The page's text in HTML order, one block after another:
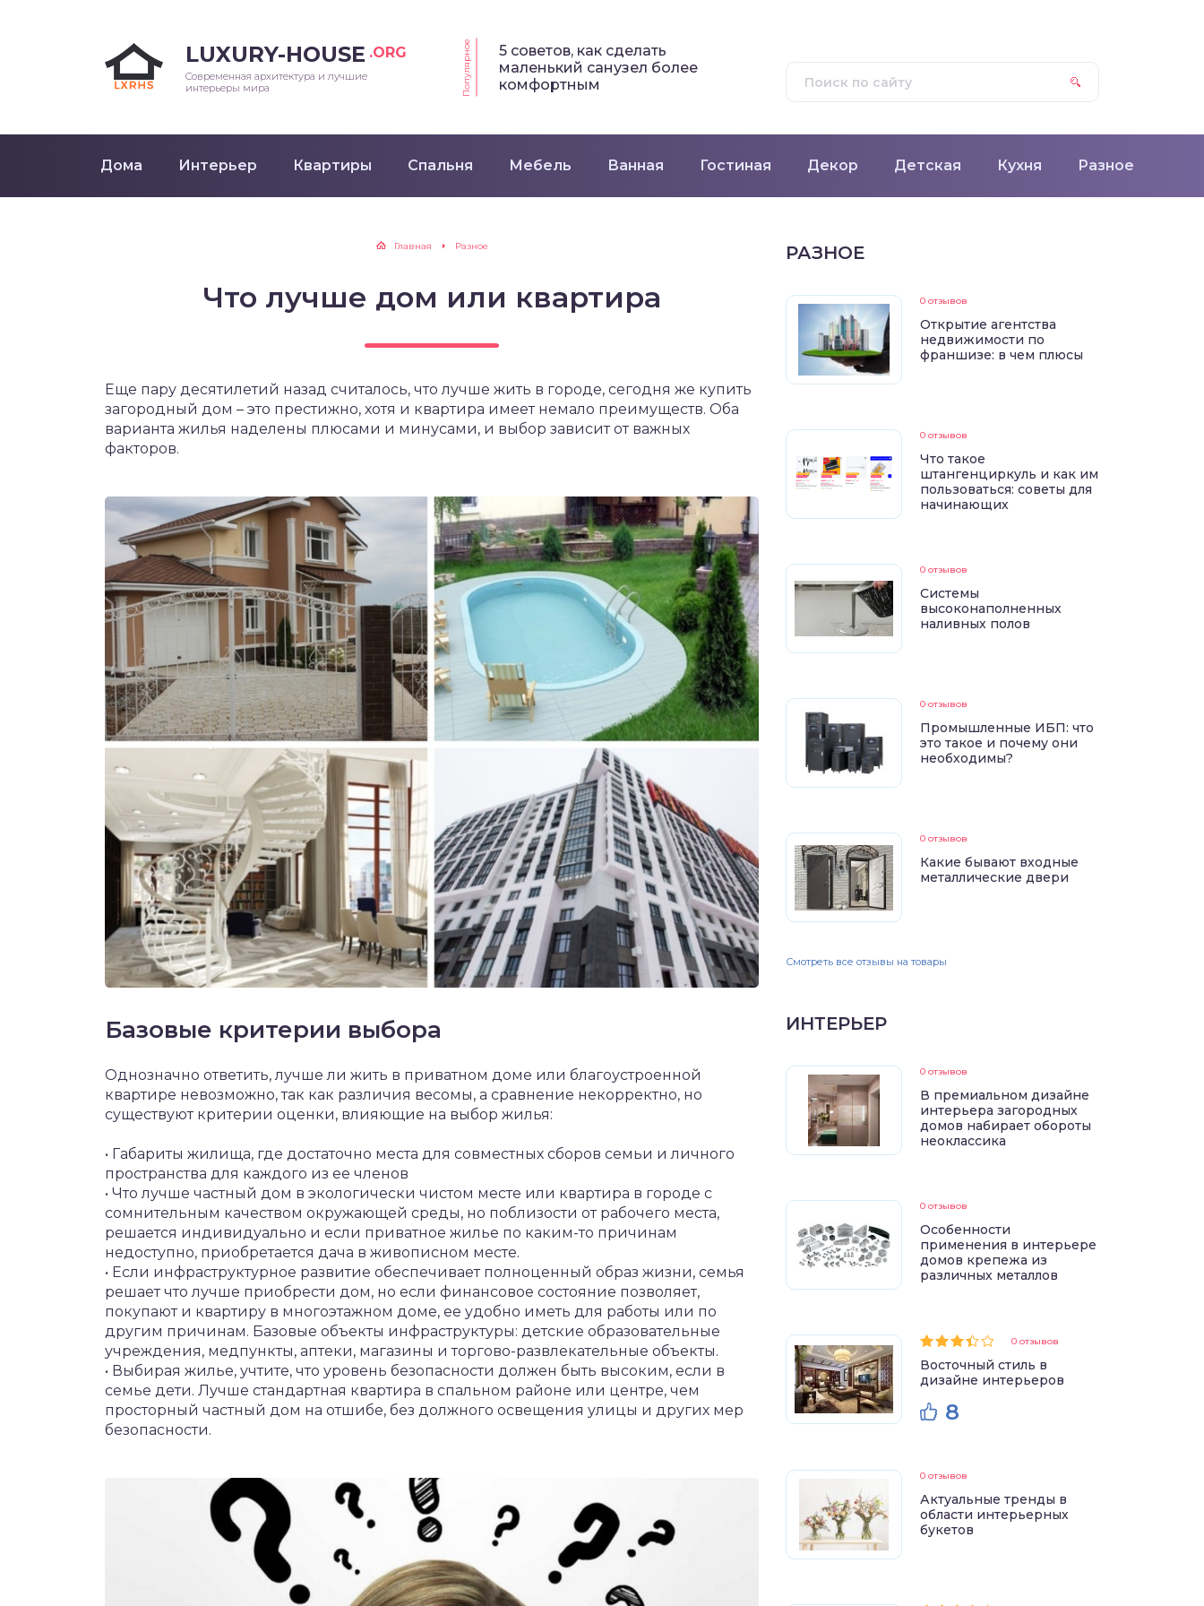
LUXURY-HOUSE .ORG
Современная архитектура и лучшие
интерьеры мира
Популярное
5 советов, как сделать
маленький санузел более
комфортным
Дома Интерьер Квартиры Спальня Мебель Ванная Гостиная Декор Детская Кухня Разное
Главная Разное
Что лучше дом или квартира
Еще пару десятилетий назад считалось, что лучше жить в городе, сегодня же купить
загородный дом – это престижно, хотя и квартира имеет немало преимуществ. Оба
варианта жилья наделены плюсами и минусами, и выбор зависит от важных
факторов.
Базовые критерии выбора
Однозначно ответить, лучше ли жить в приватном доме или благоустроенной
квартире невозможно, так как различия весомы, а сравнение некорректно, но
существуют критерии оценки, влияющие на выбор жилья:
• Габариты жилища, где достаточно места для совместных сборов семьи и личного
пространства для каждого из ее членов
• Что лучше частный дом в экологически чистом месте или квартира в городе с
сомнительным качеством окружающей среды, но поблизости от рабочего места,
решается индивидуально и если приватное жилье по каким-то причинам
недоступно, приобретается дача в живописном месте.
• Если инфраструктурное развитие обеспечивает полноценный образ жизни, семья
решает что лучше приобрести дом, но если финансовое состояние позволяет,
покупают и квартиру в многоэтажном доме, ее удобно иметь для работы или по
другим причинам. Базовые объекты инфраструктуры: детские образовательные
учреждения, медпункты, аптеки, магазины и торгово-развлекательные объекты.
• Выбирая жилье, учтите, что уровень безопасности должен быть высоким, если в
семье дети. Лучше стандартная квартира в спальном районе или центре, чем
просторный частный дом на отшибе, без должного освещения улицы и других мер
безопасности.
РАЗНОЕ
0 отзывов
Открытие агентства
недвижимости по
франшизе: в чем плюсы
0 отзывов
Что такое
штангенциркуль и как им
пользоваться: советы для
начинающих
0 отзывов
Системы
высоконаполненных
наливных полов
0 отзывов
Промышленные ИБП: что
это такое и почему они
необходимы?
0 отзывов
Какие бывают входные
металлические двери
Смотреть все отзывы на товары
ИНТЕРЬЕР
0 отзывов
В премиальном дизайне
интерьера загородных
домов набирает обороты
неоклассика
0 отзывов
Особенности
применения в интерьере
домов крепежа из
различных металлов
0 отзывов
Восточный стиль в
дизайне интерьеров
8
0 отзывов
Актуальные тренды в
области интерьерных
букетов